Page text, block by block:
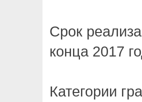
Срок
конца 2017
Категории